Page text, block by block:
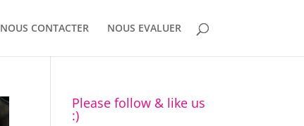
NOUS CONTACTER NOUS EVALUER
Please follow & like us
:)